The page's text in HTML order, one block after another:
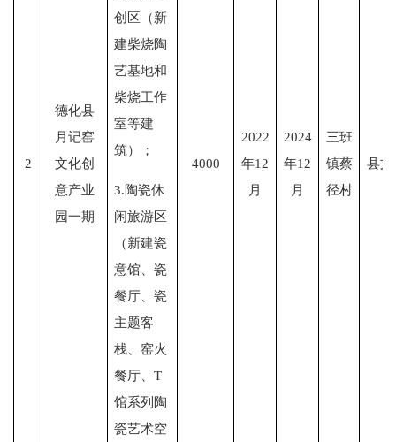
2
德化县
月记窑
文化创
意产业
园一期
创区（新
建柴烧陶
艺基地和
柴烧工作
室等建
筑）；
3.陶瓷休
闲旅游区
（新建瓷
意馆、瓷
餐厅、瓷
主题客
栈、窑火
餐厅、T
馆系列陶
瓷艺术空
4000
2022
年12
月
2024
年12
月
三班
镇蔡
径村
县